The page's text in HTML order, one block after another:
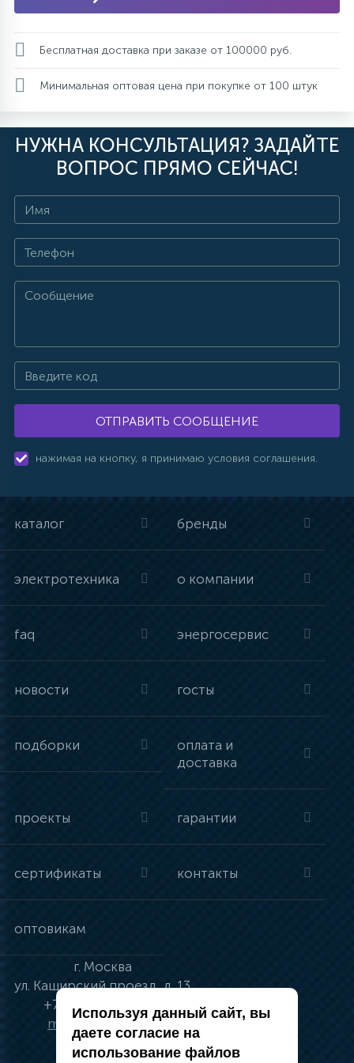
Бесплатная доставка при заказе от 100000 руб.
Минимальная оптовая цена при покупке от 100 штук
НУЖНА КОНСУЛЬТАЦИЯ? ЗАДАЙТЕ
ВОПРОС ПРЯМО СЕЙЧАС!
ОТПРАВИТЬ СООБЩЕНИЕ
нажимая на кнопку, я принимаю условия соглашения.
каталог бренды
электротехника о компании
faq энергосервис
новости госты
подборки
оплата и
доставка
проекты гарантии
сертификаты контакты
оптовикам
г. Москва
ул. Каширский проезд, д. 13
+7 (495) 134-41-83
moskva@vincci.ru
Используя данный сайт, вы
даете согласие на
использование файлов